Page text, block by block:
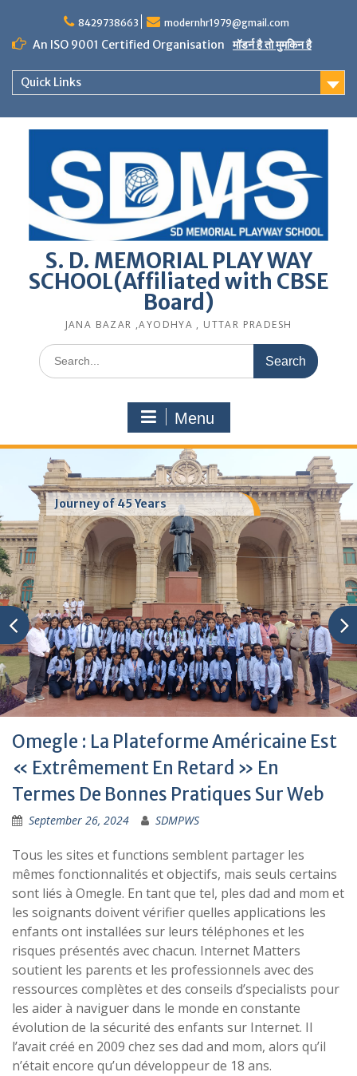
content
8429738663 modernhr1979@gmail.com
An ISO 9001 Certified Organisation मॉडर्न है तो मुमकिन है
Quick Links
S. D. MEMORIAL PLAY WAY
SCHOOL(Affiliated with CBSE
Board)
JANA BAZAR ,AYODHYA , UTTAR PRADESH
Search
for:
Menu
Journey of 45 Years
Omegle : La Plateforme Américaine Est
« Extrêmement En Retard » En
Termes De Bonnes Pratiques Sur Web
September 26, 2024 SDMPWS
Tous les sites et functions semblent partager les
mêmes fonctionnalités et objectifs, mais seuls certains
sont liés à Omegle. En tant que tel, ples dad and mom et
les soignants doivent vérifier quelles applications les
enfants ont installées sur leurs téléphones et les
risques présentés avec chacun. Internet Matters
soutient les parents et les professionnels avec des
ressources complètes et des conseils d’specialists pour
les aider à naviguer dans le monde en constante
évolution de la sécurité des enfants sur Internet. Il
l’avait créé en 2009 chez ses dad and mom, alors qu’il
n’était encore qu’un développeur de 18 ans.